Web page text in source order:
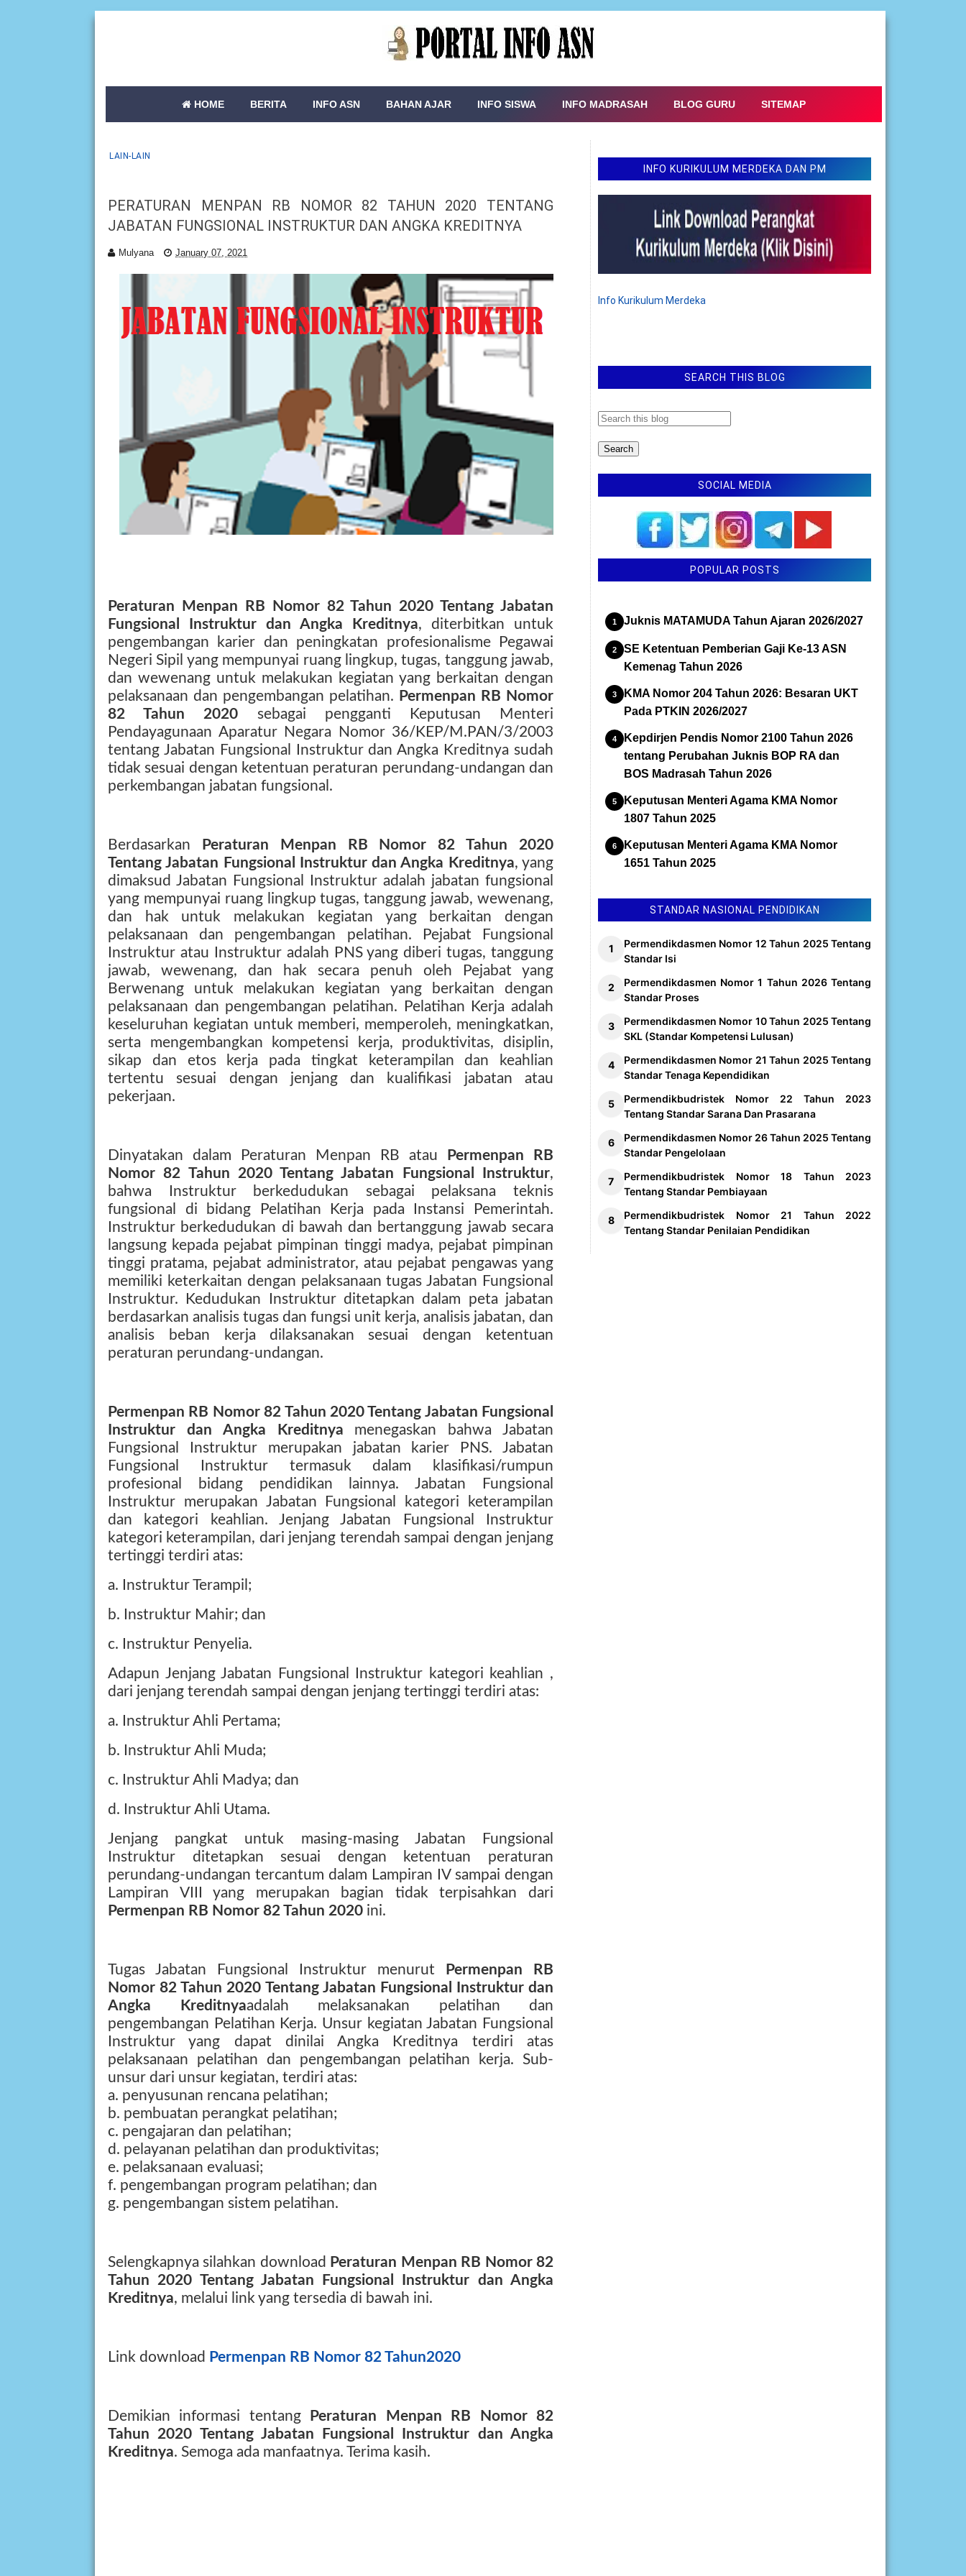
HOME BERITA INFO ASN BAHAN AJAR INFO SISWA INFO MADRASAH BLOG GURU SITEMAP
LAIN-LAIN
PERATURAN MENPAN RB NOMOR 82 TAHUN 2020 TENTANG
JABATAN FUNGSIONAL INSTRUKTUR DAN ANGKA KREDITNYA
Mulyana January 07, 2021
Peraturan Menpan RB Nomor 82 Tahun 2020 Tentang Jabatan
Fungsional Instruktur dan Angka Kreditnya, diterbitkan untuk
pengembangan karier dan peningkatan profesionalisme Pegawai
Negeri Sipil yang mempunyai ruang lingkup, tugas, tanggung jawab,
dan wewenang untuk melakukan kegiatan yang berkaitan dengan
pelaksanaan dan pengembangan pelatihan. Permenpan RB Nomor
82 Tahun 2020 sebagai pengganti Keputusan Menteri
Pendayagunaan Aparatur Negara Nomor 36/KEP/M.PAN/3/2003
tentang Jabatan Fungsional Instruktur dan Angka Kreditnya sudah
tidak sesuai dengan ketentuan peraturan perundang-undangan dan
perkembangan jabatan fungsional.
Berdasarkan
Peraturan Menpan RB Nomor 82 Tahun 2020
Tentang Jabatan Fungsional Instrukturdan Angka Kreditnya, yang
dimaksud Jabatan Fungsional Instruktur adalah jabatan fungsional
yang mempunyai ruang lingkup tugas, tanggung jawab, wewenang,
dan hak untuk melakukan kegiatan yang berkaitan dengan
pelaksanaan dan pengembangan pelatihan. Pejabat Fungsional
Instruktur atau Instruktur adalah PNS yang diberi tugas, tanggung
jawab, wewenang, dan hak secara penuh oleh Pejabat yang
Berwenang untuk melakukan kegiatan yang berkaitan dengan
pelaksanaan dan pengembangan pelatihan. Pelatihan Kerja adalah
keseluruhan kegiatan untuk memberi, memperoleh, meningkatkan,
serta mengembangkan kompetensi kerja, produktivitas, disiplin,
sikap dan etos kerja pada tingkat keterampilan dan keahlian
tertentu sesuai dengan jenjang dan kualifikasi jabatan atau
pekerjaan.
Dinyatakan dalam Peraturan Menpan RB atau
Permenpan RB
Nomor 82 Tahun 2020 Tentang Jabatan Fungsional Instruktur,
bahwa Instruktur berkedudukan sebagai pelaksana teknis
fungsional di bidang Pelatihan Kerja pada Instansi Pemerintah.
Instruktur berkedudukan di bawah dan bertanggung jawab secara
langsung kepada pejabat pimpinan tinggi madya, pejabat pimpinan
tinggi pratama, pejabat administrator, atau pejabat pengawas yang
memiliki keterkaitan dengan pelaksanaan tugas Jabatan Fungsional
Instruktur. Kedudukan Instruktur ditetapkan dalam peta jabatan
berdasarkan analisis tugas dan fungsi unit kerja, analisis jabatan, dan
analisis beban kerja dilaksanakan sesuai dengan ketentuan
peraturan perundang-undangan.
Permenpan RB Nomor 82 Tahun 2020 Tentang Jabatan Fungsional
Instruktur dan Angka Kreditnya menegaskan bahwa Jabatan
Fungsional Instruktur merupakan jabatan karier PNS. Jabatan
Fungsional Instruktur termasuk dalam klasifikasi/rumpun
profesional bidang pendidikan lainnya. Jabatan Fungsional
Instruktur merupakan Jabatan Fungsional kategori keterampilan
dan kategori keahlian. Jenjang Jabatan Fungsional Instruktur
kategori keterampilan, dari jenjang terendah sampai dengan jenjang
tertinggi terdiri atas:
a. Instruktur Terampil;
b. Instruktur Mahir; dan
c. Instruktur Penyelia.
Adapun Jenjang Jabatan Fungsional Instruktur kategori keahlian ,
dari jenjang terendah sampai dengan jenjang tertinggi terdiri atas:
a. Instruktur Ahli Pertama;
b. Instruktur Ahli Muda;
c. Instruktur Ahli Madya; dan
d. Instruktur Ahli Utama.
Jenjang pangkat untuk masing-masing Jabatan Fungsional
Instruktur ditetapkan sesuai dengan ketentuan peraturan
perundang-undangan tercantum dalam Lampiran IV sampai dengan
Lampiran VIII yang merupakan bagian tidak terpisahkan dari
Permenpan RB Nomor 82 Tahun 2020 ini.
Tugas Jabatan Fungsional Instruktur menurut
Permenpan RB
Nomor 82 Tahun 2020 Tentang Jabatan Fungsional Instruktur dan
Angka Kreditnyaadalah melaksanakan pelatihan dan
pengembangan Pelatihan Kerja. Unsur kegiatan Jabatan Fungsional
Instruktur yang dapat dinilai Angka Kreditnya terdiri atas
pelaksanaan pelatihan dan pengembangan pelatihan kerja. Sub-
unsur dari unsur kegiatan, terdiri atas:
a. penyusunan rencana pelatihan;
b. pembuatan perangkat pelatihan;
c. pengajaran dan pelatihan;
d. pelayanan pelatihan dan produktivitas;
e. pelaksanaan evaluasi;
f. pengembangan program pelatihan; dan
g. pengembangan sistem pelatihan.
Selengkapnya silahkan download Peraturan Menpan RB Nomor 82
Tahun 2020 Tentang Jabatan Fungsional Instruktur dan Angka
Kreditnya, melalui link yang tersedia di bawah ini.
Link download Permenpan RB Nomor 82 Tahun2020
Demikian informasi tentang
Peraturan Menpan RB Nomor 82
Tahun 2020 Tentang Jabatan Fungsional Instruktur dan Angka
Kreditnya. Semoga ada manfaatnya. Terima kasih.
INFO KURIKULUM MERDEKA DAN PM
Info Kurikulum Merdeka
SEARCH THIS BLOG
SOCIAL MEDIA
POPULAR POSTS
Juknis MATAMUDA Tahun Ajaran 2026/2027
SE Ketentuan Pemberian Gaji Ke-13 ASN
Kemenag Tahun 2026
KMA Nomor 204 Tahun 2026: Besaran UKT
Pada PTKIN 2026/2027
Kepdirjen Pendis Nomor 2100 Tahun 2026
tentang Perubahan Juknis BOP RA dan
BOS Madrasah Tahun 2026
Keputusan Menteri Agama KMA Nomor
1807 Tahun 2025
Keputusan Menteri Agama KMA Nomor
1651 Tahun 2025
STANDAR NASIONAL PENDIDIKAN
Permendikdasmen Nomor 12 Tahun 2025 Tentang
Standar Isi
Permendikdasmen Nomor 1 Tahun 2026 Tentang
Standar Proses
Permendikdasmen Nomor 10 Tahun 2025 Tentang
SKL (Standar Kompetensi Lulusan)
Permendikdasmen Nomor 21 Tahun 2025 Tentang
Standar Tenaga Kependidikan
Permendikbudristek Nomor 22 Tahun 2023
Tentang Standar Sarana Dan Prasarana
Permendikdasmen Nomor 26 Tahun 2025 Tentang
Standar Pengelolaan
Permendikbudristek Nomor 18 Tahun 2023
Tentang Standar Pembiayaan
Permendikbudristek Nomor 21 Tahun 2022
Tentang Standar Penilaian Pendidikan